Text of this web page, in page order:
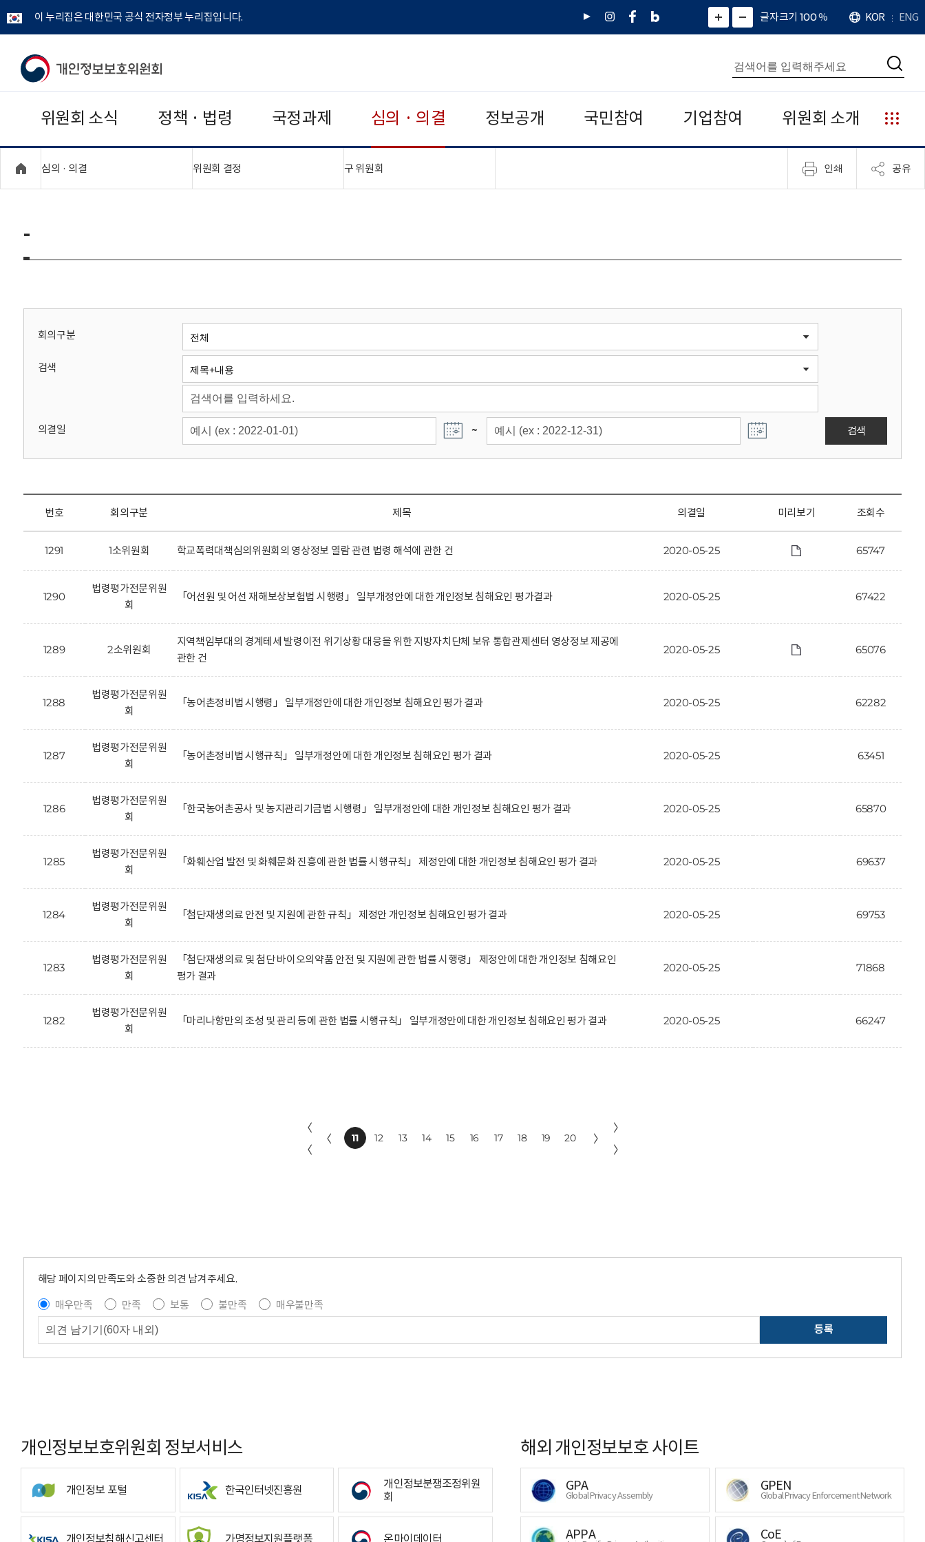
이 누리집은 대한민국 공식 전자정부 누리집입니다.
유
인
페
네
그
)
화
면
면
소
확
대
치
글자크기 100%
언
어
KOR ENG
개
보
보
위
회
통
합
검
색
검
위원회 소식 정책 · 법령 국정과제 심의 · 의결 정보공개 국민참여 기업참여 위원회 소개
누
리
집
안
심의 · 의결 위원회 결정 구 위원회 인쇄 공유
-
회의구분
검색
의결일 ~ 검색
번호 회의구분 제목 의결일 미리보기 조회수
1291 1소위원회 학교폭력대책심의위원회의 영상정보 열람 관련 법령 해석에 관한 건 2020-05-25 65747
1290
법령평가전문위원
회
「어선원 및 어선 재해보상보험법 시행령」 일부개정안에 대한 개인정보 침해요인 평가결과 2020-05-25 67422
1289 2소위원회
지역책임부대의 경계테세 발령이전 위기상황 대응을 위한 지방자치단체 보유 통합관제센터 영상정보 제공에
관한 건
2020-05-25 65076
1288
법령평가전문위원
회
「농어촌정비법 시행령」 일부개정안에 대한 개인정보 침해요인 평가 결과 2020-05-25 62282
1287
법령평가전문위원
회
「농어촌정비법 시행규칙」 일부개정안에 대한 개인정보 침해요인 평가 결과 2020-05-25 63451
1286
법령평가전문위원
회
「한국농어촌공사 및 농지관리기금법 시행령」 일부개정안에 대한 개인정보 침해요인 평가 결과 2020-05-25 65870
1285
법령평가전문위원
회
「화훼산업 발전 및 화훼문화 진흥에 관한 법률 시행규칙」 제정안에 대한 개인정보 침해요인 평가 결과 2020-05-25 69637
1284
법령평가전문위원
회
「첨단재생의료 안전 및 지원에 관한 규칙」 제정안 개인정보 침해요인 평가 결과 2020-05-25 69753
1283
법령평가전문위원
회
「첨단재생의료 및 첨단 바이오의약품 안전 및 지원에 관한 법률 시행령」 제정안에 대한 개인정보 침해요인
평가 결과
2020-05-25 71868
1282
법령평가전문위원
회
「마리나항만의 조성 및 관리 등에 관한 법률 시행규칙」 일부개정안에 대한 개인정보 침해요인 평가 결과 2020-05-25 66247
〈
〈
〈 11 12 13 14 15 16 17 18 19 20 〉
〉
〉
해당 페이지의 만족도와 소중한 의견 남겨주세요.
매우만족
만족 보통 불만족
매우불만족
등록
개인정보보호위원회 정보서비스
개인정보 포털 한국인터넷진흥원
개인정보분쟁조정위원
회
개인정보침해신고센터 가명정보지원플랫폼 온마이데이터
해외 개인정보보호 사이트
GPA
Global Privacy Assembly
GPEN
Global Privacy Enforcement Network
APPA CoE